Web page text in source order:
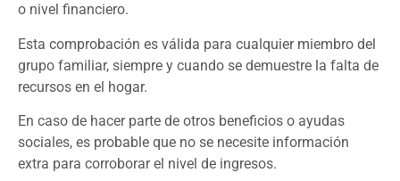
o nivel financiero.
Esta comprobación es válida para cualquier miembro del
grupo familiar, siempre y cuando se demuestre la falta de
recursos en el hogar.
En caso de hacer parte de otros beneficios o ayudas
sociales, es probable que no se necesite información
extra para corroborar el nivel de ingresos.